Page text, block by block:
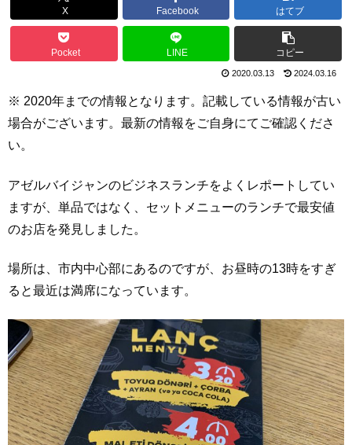
X Facebook はてブ
Pocket LINE コピー
2020.03.13 2024.03.16
※ 2020年までの情報となります。記載している情報が古い
場合がございます。最新の情報をご自身にてご確認くださ
い。
アゼルバイジャンのビジネスランチをよくレポートしてい
ますが、単品ではなく、セットメニューのランチで最安値
のお店を発見しました。
場所は、市内中心部にあるのですが、お昼時の13時をすぎ
ると最近は満席になっています。